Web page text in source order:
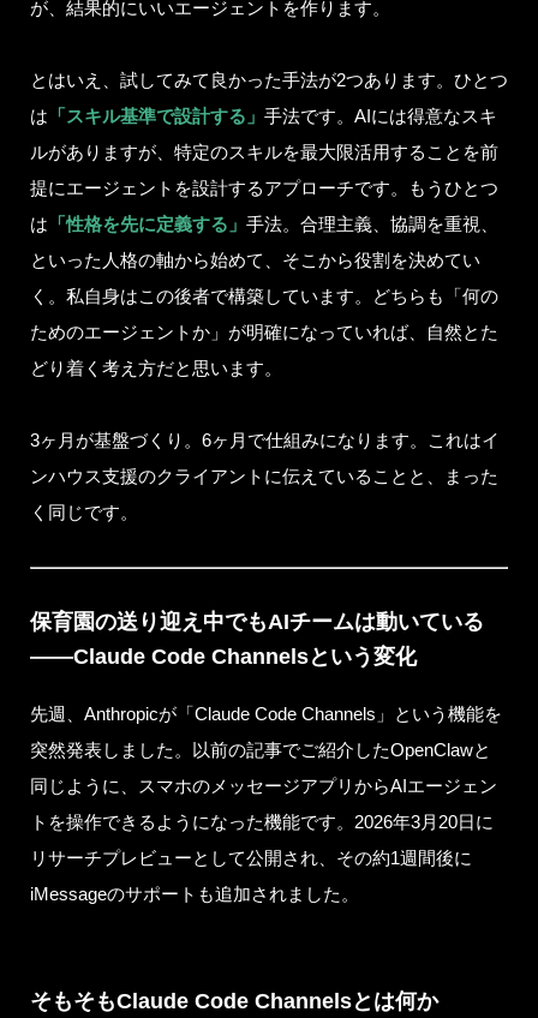
が、結果的にいいエージェントを作ります。
とはいえ、試してみて良かった手法が2つあります。ひとつ
は 「スキル基準で設計する」 手法です。AIには得意なスキ
ルがありますが、特定のスキルを最大限活用することを前
提にエージェントを設計するアプローチです。もうひとつ
は 「性格を先に定義する」 手法。合理主義、協調を重視、
といった人格の軸から始めて、そこから役割を決めてい
く。私自身はこの後者で構築しています。どちらも「何の
ためのエージェントか」が明確になっていれば、自然とた
どり着く考え方だと思います。
3ヶ月が基盤づくり。6ヶ月で仕組みになります。これはイ
ンハウス支援のクライアントに伝えていることと、まった
く同じです。
保育園の送り迎え中でもAIチームは動いている
——Claude Code Channelsという変化
先週、Anthropicが「Claude Code Channels」という機能を
突然発表しました。以前の記事でご紹介したOpenClawと
同じように、スマホのメッセージアプリからAIエージェン
トを操作できるようになった機能です。2026年3月20日に
リサーチプレビューとして公開され、その約1週間後に
iMessageのサポートも追加されました。
そもそもClaude Code Channelsとは何か